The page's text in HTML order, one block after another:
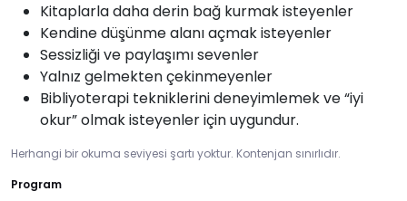
Kitaplarla daha derin bağ kurmak isteyenler
Kendine düşünme alanı açmak isteyenler
Sessizliği ve paylaşımı sevenler
Yalnız gelmekten çekinmeyenler
Bibliyoterapi tekniklerini deneyimlemek ve “iyi
okur” olmak isteyenler için uygundur.
Herhangi bir okuma seviyesi şartı yoktur. Kontenjan sınırlıdır.
Program